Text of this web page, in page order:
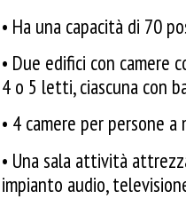
• Ha una capacità di 70
• Due edifici con camere
4 o 5 letti, ciascuna con
• 4 camere per persone
• Una sala attività
impianto audio,